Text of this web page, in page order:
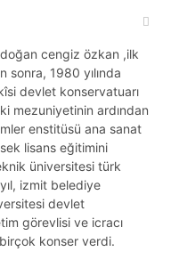
doğan cengiz özkan ,ilk
sonra, 1980 yılında
devlet konservatuarı
mezuniyetinin ardından
enstitüsü ana sanat
lisans eğitimini
üniversitesi türk
i̇zmit belediye
devlet
görevlisi ve icracı
konser verdi.